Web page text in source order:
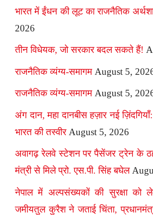
भारत में ईंधन की लूट का राजनैतिक
2026
तीन विधेयक, जो सरकार बदल सकते हैं!
राजनैतिक व्यंग्य-समागम August 5,
राजनैतिक व्यंग्य-समागम August 5,
अंग दान, महा दानबीस हज़ार नई
भारत की तस्वीर August 5, 2026
अवागढ़ रेलवे स्टेशन पर पैसेंजर ट्रेन के
मंत्री से मिले प्रो. एस.पी. सिंह बघेल
नेपाल में अल्पसंख्यकों की सुरक्षा को
जमीयतुल कुरैश ने जताई चिंता,